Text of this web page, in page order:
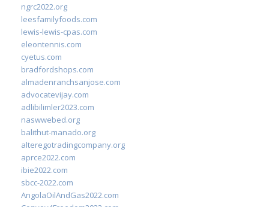
ngrc2022.org
leesfamilyfoods.com
lewis-lewis-cpas.com
eleontennis.com
cyetus.com
bradfordshops.com
almadenranchsanjose.com
advocatevijay.com
adlibilimler2023.com
naswwebed.org
balithut-manado.org
alteregotradingcompany.org
aprce2022.com
ibie2022.com
sbcc-2022.com
AngolaOilAndGas2022.com